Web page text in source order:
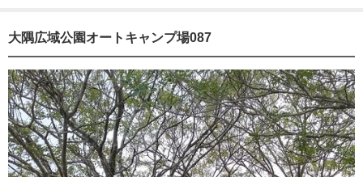
大隅広域公園オートキャンプ場087